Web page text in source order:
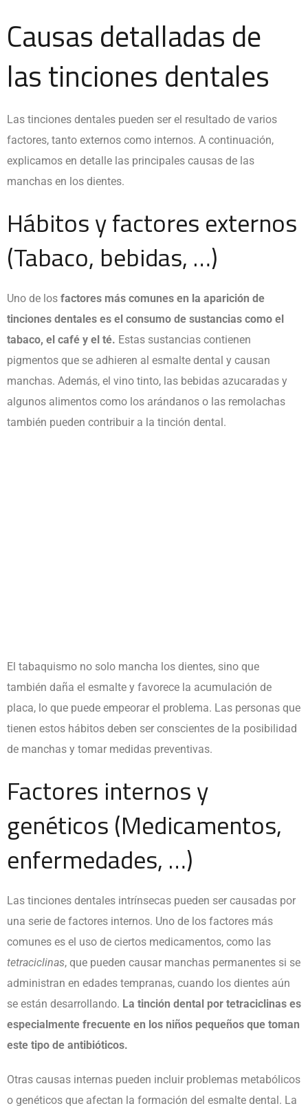
Causas detalladas de
las tinciones dentales
Las tinciones dentales pueden ser el resultado de varios
factores, tanto externos como internos. A continuación,
explicamos en detalle las principales causas de las
manchas en los dientes.
Hábitos y factores externos
(Tabaco, bebidas, …)
Uno de los factores más comunes en la aparición de
tinciones dentales es el consumo de sustancias como el
tabaco, el café y el té. Estas sustancias contienen
pigmentos que se adhieren al esmalte dental y causan
manchas. Además, el vino tinto, las bebidas azucaradas y
algunos alimentos como los arándanos o las remolachas
también pueden contribuir a la tinción dental.
El tabaquismo no solo mancha los dientes, sino que
también daña el esmalte y favorece la acumulación de
placa, lo que puede empeorar el problema. Las personas que
tienen estos hábitos deben ser conscientes de la posibilidad
de manchas y tomar medidas preventivas.
Factores internos y
genéticos (Medicamentos,
enfermedades, …)
Las tinciones dentales intrínsecas pueden ser causadas por
una serie de factores internos. Uno de los factores más
comunes es el uso de ciertos medicamentos, como las
tetraciclinas, que pueden causar manchas permanentes si se
administran en edades tempranas, cuando los dientes aún
se están desarrollando. La tinción dental por tetraciclinas es
especialmente frecuente en los niños pequeños que toman
este tipo de antibióticos.
Otras causas internas pueden incluir problemas metabólicos
o genéticos que afectan la formación del esmalte dental. La